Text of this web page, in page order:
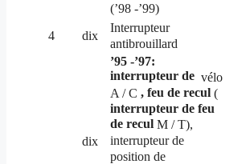
(’98 -’99)
4 dix
Interrupteur
antibrouillard
dix
’95 -’97:
interrupteur de vélo
A / C , feu de recul (
interrupteur de feu
de recul M / T),
interrupteur de
position de